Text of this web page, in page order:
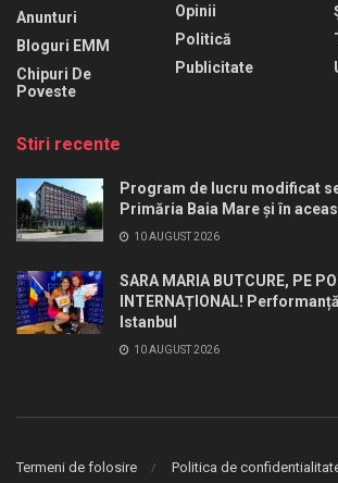
Anunturi
Bloguri EMM
Chipuri De
Poveste
Opinii
Politică
Publicitate
Stiri recente
Program de lucru modificat
Primăria Baia Mare și în
10 AUGUST 2026
SARA MARIA BUTCURE, PE
INTERNAȚIONAL!
Istanbul
10 AUGUST 2026
Termeni de folosire
Politica de